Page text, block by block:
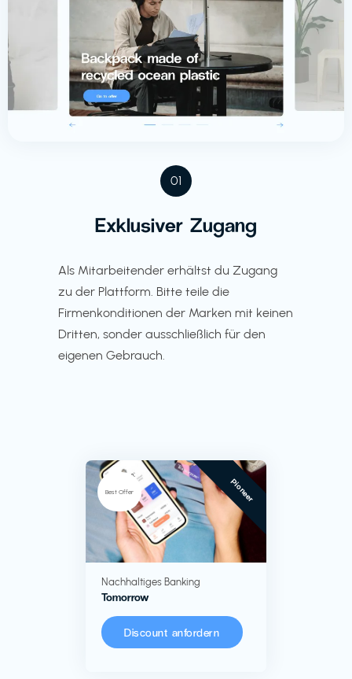
01
Exklusiver Zugang
Als Mitarbeitender erhältst du Zugang
zu der Plattform. Bitte teile die
Firmenkonditionen der Marken mit keinen
Dritten, sonder ausschließlich für den
eigenen Gebrauch.
Best Offer Pioneer
Nachhaltiges Banking
Tomorrow
Discount anfordern